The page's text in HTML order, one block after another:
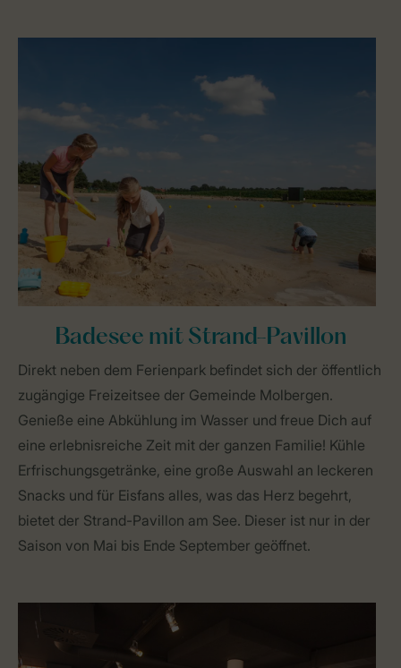
Badesee mit Strand-Pavillon
Direkt neben dem Ferienpark befindet sich der öffentlich
zugängige Freizeitsee der Gemeinde Molbergen.
Genieße eine Abkühlung im Wasser und freue Dich auf
eine erlebnisreiche Zeit mit der ganzen Familie! Kühle
Erfrischungsgetränke, eine große Auswahl an leckeren
Snacks und für Eisfans alles, was das Herz begehrt,
bietet der Strand-Pavillon am See. Dieser ist nur in der
Saison von Mai bis Ende September geöffnet.